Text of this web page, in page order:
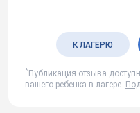
К ЛАГЕРЮ
* Публикация отзыва
вашего ребенка в лагере.